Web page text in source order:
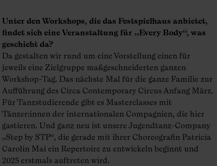
Unter den Workshops, die das Festspielhaus anbietet,
findet sich eine Veranstaltung für „Every Body“, was
geschieht da?
Da gestalten wir rund um eine Vorstellung einen für
jeweils eine Zielgruppe maßgeschneiderten ganzen
Workshop-Tag. Das nächste Mal für die ganze Familie zur
Aufführung des Circa Contemporary Circus Anfang März.
Für Tanzstudierende gibt es Master­classes mit
Tänzer:innen der internationalen Compagnien, die hier
gastieren. Und ganz neu ist unsere Jugendtanz-Company
„Step by STP“, die gerade mit ihrer Choreografin Patricia
Carolin Mai ein Repertoire zu entwickeln beginnt und
2025 erstmals auftreten wird.